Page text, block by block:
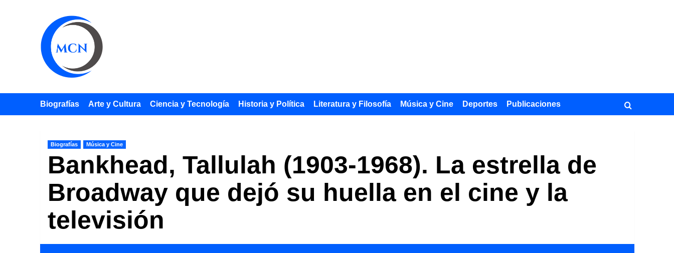
Biografías Arte y Cultura Ciencia y Tecnología Historia y Política Literatura y Filosofía Música y Cine Deportes Publicaciones
Biografías Música y Cine
Bankhead, Tallulah (1903-1968). La estrella de
Broadway que dejó su huella en el cine y la
televisión